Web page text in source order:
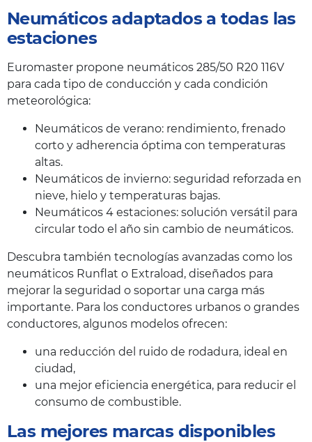
Neumáticos adaptados a todas las
estaciones
Euromaster propone neumáticos 285/50 R20 116V
para cada tipo de conducción y cada condición
meteorológica:
Neumáticos de verano: rendimiento, frenado
corto y adherencia óptima con temperaturas
altas.
Neumáticos de invierno: seguridad reforzada en
nieve, hielo y temperaturas bajas.
Neumáticos 4 estaciones: solución versátil para
circular todo el año sin cambio de neumáticos.
Descubra también tecnologías avanzadas como los
neumáticos Runflat o Extraload, diseñados para
mejorar la seguridad o soportar una carga más
importante. Para los conductores urbanos o grandes
conductores, algunos modelos ofrecen:
una reducción del ruido de rodadura, ideal en
ciudad,
una mejor eficiencia energética, para reducir el
consumo de combustible.
Las mejores marcas disponibles